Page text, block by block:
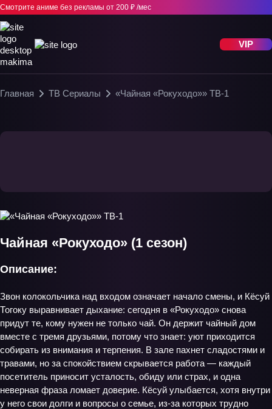
Смотрите аниме без рекламы от 200 ₽ /мес
VIP
Главная ТВ Сериалы «Чайная «Рокуходо»» ТВ-1
Чайная «Рокуходо» (1 сезон)
Описание:
Звон колокольчика над входом означает начало смены, и Кёсуй
Тогоку выравнивает дыхание: сегодня в «Рокуходо» снова
придут те, кому нужен не только чай. Он держит чайный дом
вместе с тремя друзьями, потому что знает: уют приходится
собирать из внимания и терпения. В зале пахнет сладостями и
травами, но за спокойствием скрывается работа — каждый
посетитель приносит усталость, обиду или страх, и одна
неверная фраза ломает доверие. Кёсуй улыбается, хотя внутри
у него свои долги и вопросы о семье, из‑за которых трудно